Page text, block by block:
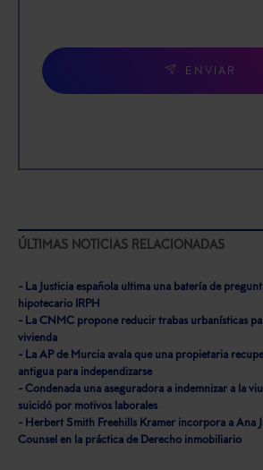
ENVIAR
ÚLTIMAS NOTICIAS RELACIONADAS
- La Justicia española ultima una batería de
hipotecario IRPH
- La CNMC propone reducir trabas urbanísticas
vivienda
- La AP de Murcia avala que una propietaria
antigua para independizarse
- Condenada una aseguradora a indemnizar a la
suicidó por motivos laborales
- Herbert Smith Freehills Kramer incorpora a Ana
Counsel en la práctica de Derecho inmobiliario